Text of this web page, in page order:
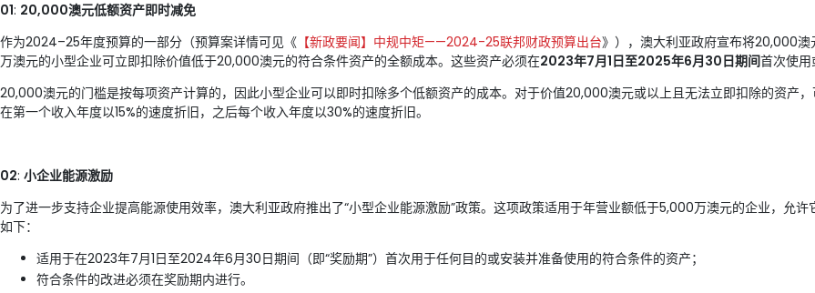
01: 20,000澳元低额资产即时减免
作为2024–25年度预算的一部分（预算案详情可见《 【新政要闻】中规中矩——2024-25联邦财政预算出台》），澳大利亚政府宣布将20,000澳
万澳元的小型企业可立即扣除价值低于20,000澳元的符合条件资产的全额成本。这些资产必须在2023年7月1日至2025年6月30日期间首次使用
20,000澳元的门槛是按每项资产计算的，因此小型企业可以即时扣除多个低额资产的成本。对于价值20,000澳元或以上且无法立即扣除的资产
在第一个收入年度以15%的速度折旧，之后每个收入年度以30%的速度折旧。
02: 小企业能源激励
为了进一步支持企业提高能源使用效率，澳大利亚政府推出了“小型企业能源激励”政策。这项政策适用于年营业额低于5,000万澳元的企业，允
如下：
适用于在2023年7月1日至2024年6月30日期间（即“奖励期”）首次用于任何目的或安装并准备使用的符合条件的资产；
符合条件的改进必须在奖励期内进行。